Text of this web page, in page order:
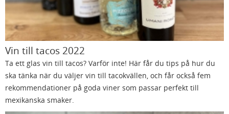
Vin till tacos 2022
Ta ett glas vin till tacos? Varför inte! Här får du tips på hur du
ska tänka när du väljer vin till tacokvällen, och får också fem
rekommendationer på goda viner som passar perfekt till
mexikanska smaker.